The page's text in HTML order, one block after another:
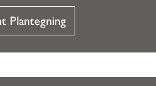
Plantegning